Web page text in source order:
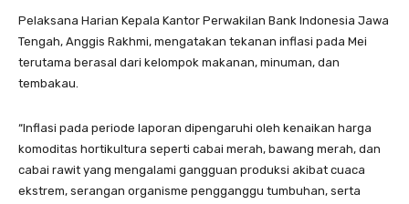
Pelaksana Harian Kepala Kantor Perwakilan Bank Indonesia Jawa
Tengah, Anggis Rakhmi, mengatakan tekanan inflasi pada Mei
terutama berasal dari kelompok makanan, minuman, dan
tembakau.
“Inflasi pada periode laporan dipengaruhi oleh kenaikan harga
komoditas hortikultura seperti cabai merah, bawang merah, dan
cabai rawit yang mengalami gangguan produksi akibat cuaca
ekstrem, serangan organisme pengganggu tumbuhan, serta